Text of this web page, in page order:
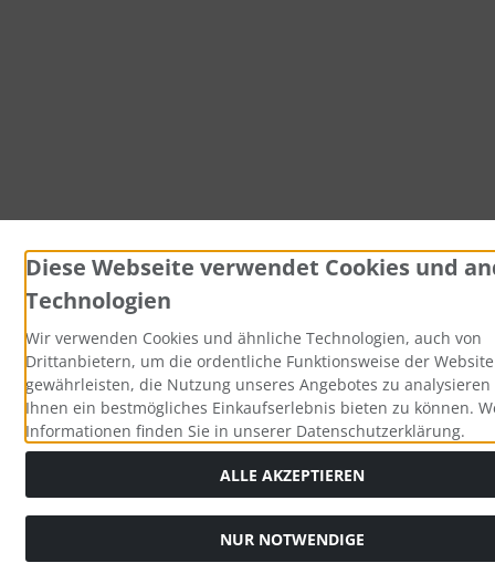
Diese Webseite verwendet Cookies und
Technologien
Wir verwenden Cookies und ähnliche Technologien, auch von
Drittanbietern, um die ordentliche Funktionsweise der
gewährleisten, die Nutzung unseres Angebotes zu
Ihnen ein bestmögliches Einkaufserlebnis bieten zu können.
Informationen finden Sie in unserer Datenschutzerklärung.
ALLE AKZEPTIEREN
NUR NOTWENDIGE